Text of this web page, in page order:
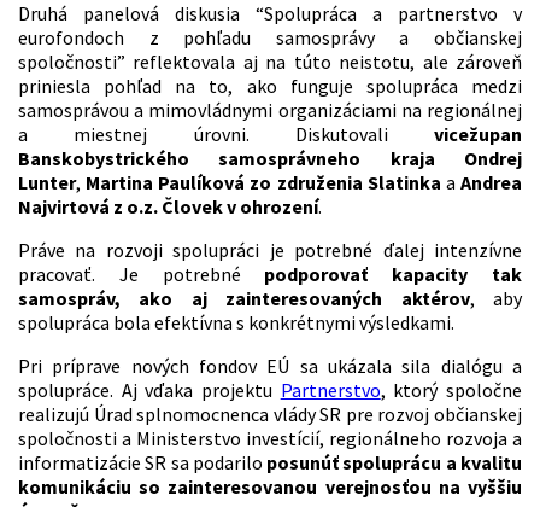
Druhá panelová diskusia “Spolupráca a partnerstvo v
eurofondoch z pohľadu samosprávy a občianskej
spoločnosti” reflektovala aj na túto neistotu, ale zároveň
priniesla pohľad na to, ako funguje spolupráca medzi
samosprávou a mimovládnymi organizáciami na regionálnej
a miestnej úrovni. Diskutovali vicežupan
Banskobystrického samosprávneho kraja Ondrej
Lunter, Martina Paulíková zo združenia Slatinka aAndrea
Najvirtová z o.z. Človek v ohrození.
Práve na rozvoji spolupráci je potrebné ďalej intenzívne
pracovať. Je potrebné podporovať kapacity tak
samospráv, ako aj zainteresovaných aktérov, aby
spolupráca bola efektívna s konkrétnymi výsledkami.
Pri príprave nových fondov EÚ sa ukázala sila dialógu a
spolupráce. Aj vďaka projektu Partnerstvo, ktorý spoločne
realizujú Úrad splnomocnenca vlády SR pre rozvoj občianskej
spoločnosti a Ministerstvo investícií, regionálneho rozvoja a
informatizácie SR sa podarilo posunúť spoluprácu a kvalitu
komunikáciu so zainteresovanou verejnosťou na vyššiu